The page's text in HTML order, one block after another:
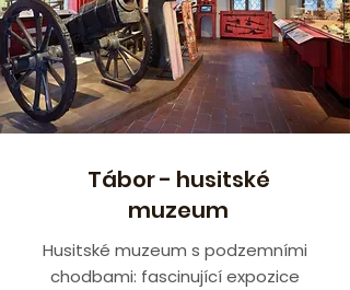
Tábor - husitské
muzeum
Husitské muzeum s podzemními
chodbami: fascinující expozice